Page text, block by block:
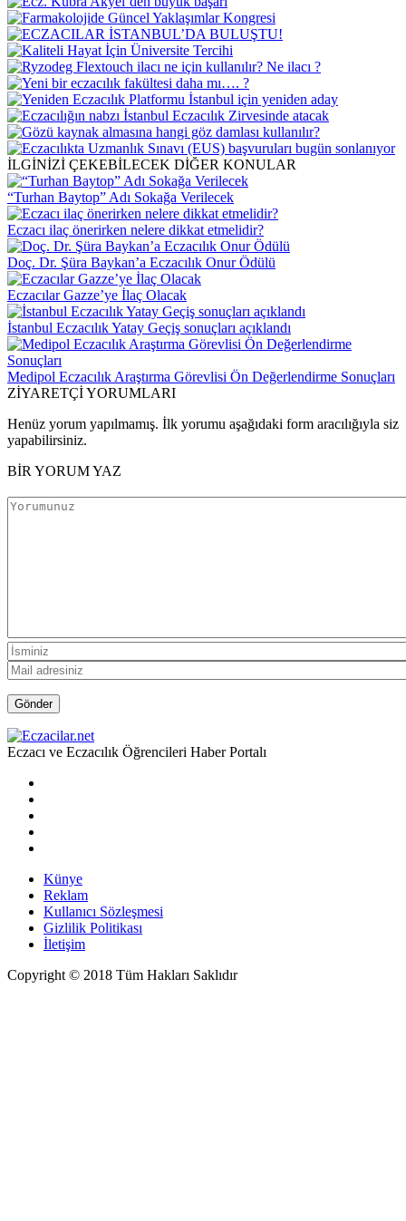
İLGİNİZİ ÇEKEBİLECEK DİĞER KONULAR
“Turhan Baytop” Adı Sokağa Verilecek
Eczacı ilaç önerirken nelere dikkat etmelidir?
Doç. Dr. Şüra Baykan’a Eczacılık Onur Ödülü
Eczacılar Gazze’ye İlaç Olacak
İstanbul Eczacılık Yatay Geçiş sonuçları açıklandı
Medipol Eczacılık Araştırma Görevlisi Ön Değerlendirme Sonuçları
ZİYARETÇİ YORUMLARI
Henüz yorum yapılmamış. İlk yorumu aşağıdaki form aracılığıyla siz
yapabilirsiniz.
BİR YORUM YAZ
Eczacı ve Eczacılık Öğrencileri Haber Portalı
Künye
Reklam
Kullanıcı Sözleşmesi
Gizlilik Politikası
İletişim
Copyright © 2018 Tüm Hakları Saklıdır